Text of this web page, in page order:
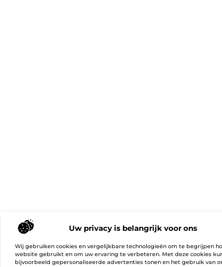
Uw privacy is belangrijk voor ons
Wij gebruiken cookies en vergelijkbare technologieën om te begrijpen
website gebruikt en om uw ervaring te verbeteren. Met deze cookies
bijvoorbeeld gepersonaliseerde advertenties tonen en het gebruik van